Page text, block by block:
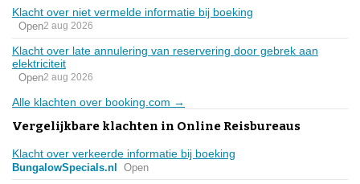
Klacht over niet vermelde informatie bij boeking
Open2 aug 2026
Klacht over late annulering van reservering door gebrek aan
elektriciteit
Open2 aug 2026
Alle klachten over booking.com →
Vergelijkbare klachten in Online Reisbureaus
Klacht over verkeerde informatie bij boeking
BungalowSpecials.nl Open